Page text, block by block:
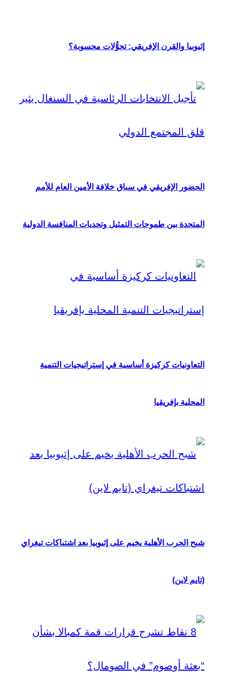
إثيوبيا والقرن الإفريقي: تحوُّلات محسوبة؟
الحضور الإفريقي في سباق خلافة الأمين العام للأمم
المتحدة بين طموحات التمثيل وتحديات المنافسة الدولية
التعاونيات كركيزة أساسية في إستراتيجيات التنمية
المحلية بإفريقيا
شبح الحرب الأهلية يخيم على إثيوبيا بعد اشتباكات تيغراي
(تايم لاين)